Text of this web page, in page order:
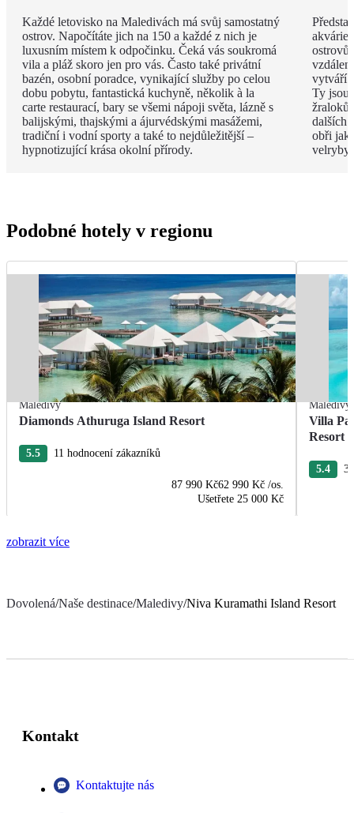
Každé letovisko na Maledivách má svůj samostatný
ostrov. Napočítáte jich na 150 a každé z nich je
luxusním místem k odpočinku. Čeká vás soukromá
vila a pláž skoro jen pro vás. Často také privátní
bazén, osobní poradce, vynikající služby po celou
dobu pobytu, fantastická kuchyně, několik à la
carte restaurací, bary se všemi nápoji světa, lázně s
balijskými, thajskými a ájurvédskými masážemi,
tradiční i vodní sporty a také to nejdůležitější –
hypnotizující krása okolní přírody.
ostrovů
vytváří
Ty jsou
dalších
obři
velryby.
Podobné hotely v regionu
Maledivy
Diamonds Athuruga Island Resort
5.5 11 hodnocení zákazníků
87 990 Kč62 990 Kč /os.
Ušetřete 25 000 Kč
Maledivy
Villa
Resort
5.4
zobrazit více
Dovolená/Naše destinace/Maledivy/Niva Kuramathi Island Resort
Kontakt
Kontaktujte nás